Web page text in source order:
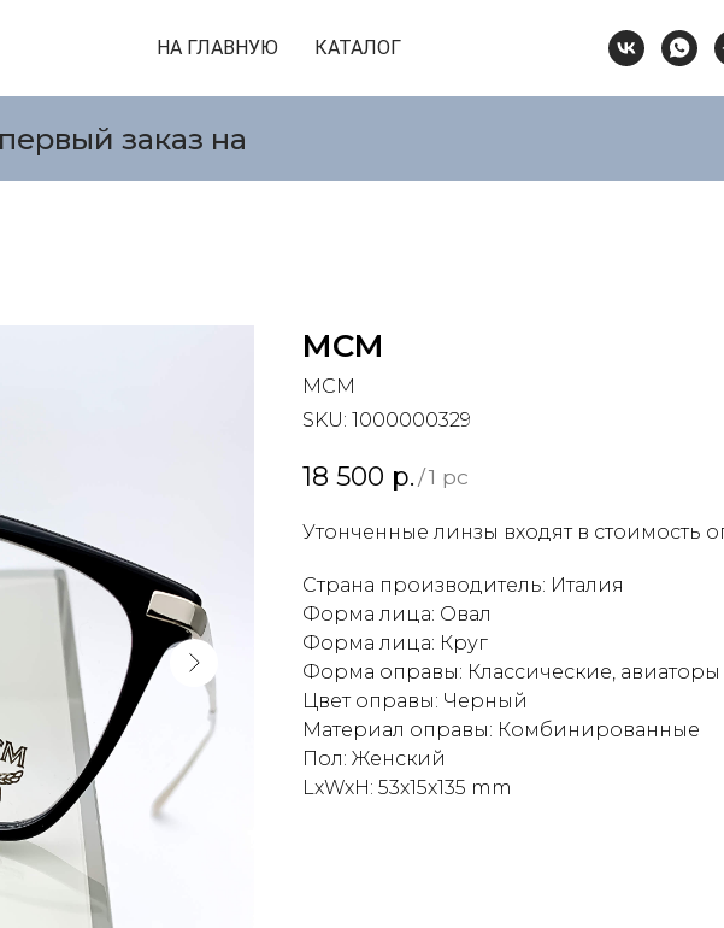
НА ГЛАВНУЮ КАТАЛОГ
заказ на
MCM
MCM
SKU: 1000000329
18 500 р. /1 pc
Утонченные линзы входят в стоимость
Страна производитель: Италия
Форма лица: Овал
Форма лица: Круг
Форма оправы: Классические, авиаторы
Цвет оправы: Черный
Материал оправы: Комбинированные
Пол: Женский
LxWxH: 53x15x135 mm